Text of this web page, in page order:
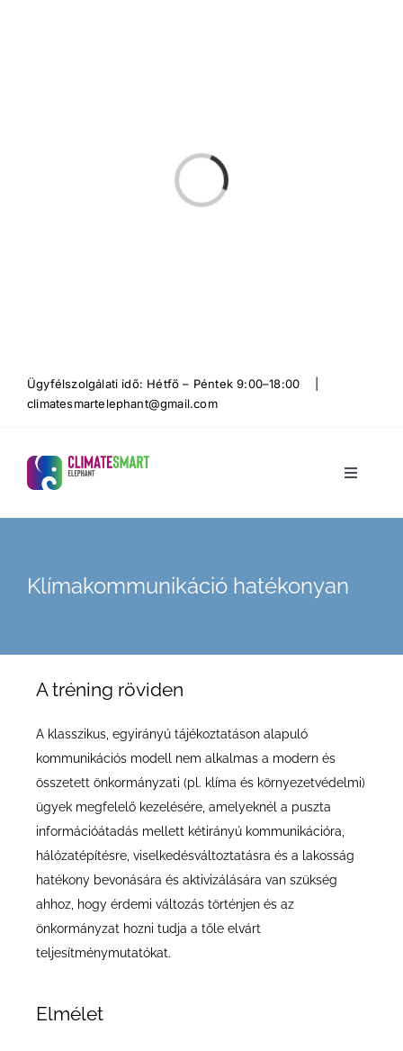
Loading...
Ügyfélszolgálati idő: Hétfő – Péntek 9:00–18:00 |
climatesmartelephant@gmail.com
Toggle
Klímakommunikáció hatékonyan
A tréning röviden
A klasszikus, egyirányú tájékoztatáson alapuló
kommunikációs modell nem alkalmas a modern és
összetett önkormányzati (pl. klíma és környezetvédelmi)
ügyek megfelelő kezelésére, amelyeknél a puszta
információátadás mellett kétirányú kommunikációra,
hálózatépítésre, viselkedésváltoztatásra és a lakosság
hatékony bevonására és aktivizálására van szükség
ahhoz, hogy érdemi változás történjen és az
önkormányzat hozni tudja a tőle elvárt
teljesítménymutatókat.
Elmélet